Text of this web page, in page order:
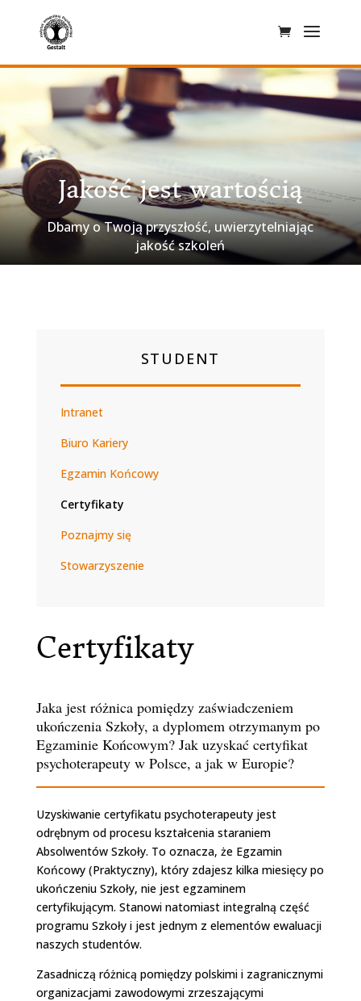
CERTYFIKATY
Jakość jest wartością
Dbamy o Twoją przyszłość, uwierzytelniając
jakość szkoleń
STUDENT
Intranet
Biuro Kariery
Egzamin Końcowy
Certyfikaty
Poznajmy się
Stowarzyszenie
Certyfikaty
Jaka jest różnica pomiędzy zaświadczeniem
ukończenia Szkoły, a dyplomem otrzymanym po
Egzaminie Końcowym? Jak uzyskać certyfikat
psychoterapeuty w Polsce, a jak w Europie?
Uzyskiwanie certyfikatu psychoterapeuty jest
odrębnym od procesu kształcenia staraniem
Absolwentów Szkoły. To oznacza, że Egzamin
Końcowy (Praktyczny), który zdajesz kilka miesięcy po
ukończeniu Szkoły, nie jest egzaminem
certyfikującym. Stanowi natomiast integralną część
programu Szkoły i jest jednym z elementów ewaluacji
naszych studentów.
Zasadniczą różnicą pomiędzy polskimi i zagranicznymi
organizacjami zawodowymi zrzeszającymi